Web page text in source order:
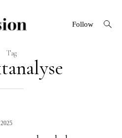
CANNAVISION
Follow
open
search
Tag